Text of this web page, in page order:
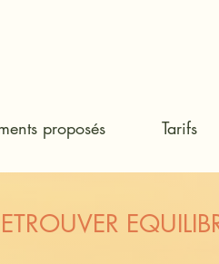
proposés Tarifs